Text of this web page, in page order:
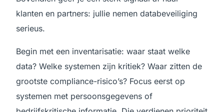
klanten en partners: jullie nemen databeveiliging
serieus.
Begin met een inventarisatie: waar staat welke
data? Welke systemen zijn kritiek? Waar zitten de
grootste compliance-risico’s? Focus eerst op
systemen met persoonsgegevens of